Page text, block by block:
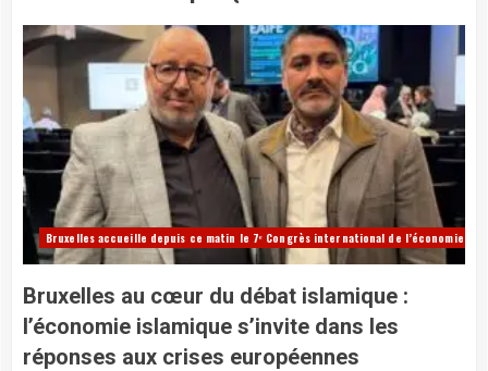
Bruxelles accueille depuis ce matin le 7ᵉ Congrès international de l’économie et
Bruxelles au cœur du débat islamique :
l’économie islamique s’invite dans les
réponses aux crises européennes